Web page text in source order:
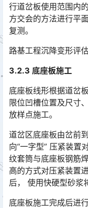
行道岔板使用范围内
方交会的方法进行平
复测。󠅅󠅃󠄵󠅂󠄪󠇖󠆨󠆨󠇕󠆞󠆒󠅬󠇘󠆭󠆘󠇙󠆝󠅵󠇗󠆭󠆁󠄐󠇗󠅹󠅸󠇖󠆍󠅳󠇖󠅹󠅰󠇖󠆌󠅹
路基工程沉降变形评
3.2.3 底座板施工
底座板线形根据道岔
限位凹槽位置及尺寸
放样点施工。
道岔区底座板由岔前
向“一字型” 压紧装置
纹套筒与底座板钢筋
高的方式对压紧装置
后， 使用快硬型砂浆
底座板施工完成后进